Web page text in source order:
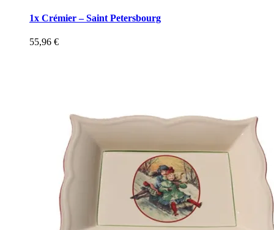
1x Crémier – Saint Petersbourg
55,96 €